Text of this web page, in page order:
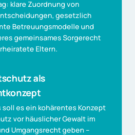
klare Zuordnung von
gesetzlich
Betreuungsmodelle und
gemeinsames Sorgerecht
Eltern.
als
soll es ein kohärentes Konzept
vor häuslicher Gewalt im
Umgangsrecht geben –